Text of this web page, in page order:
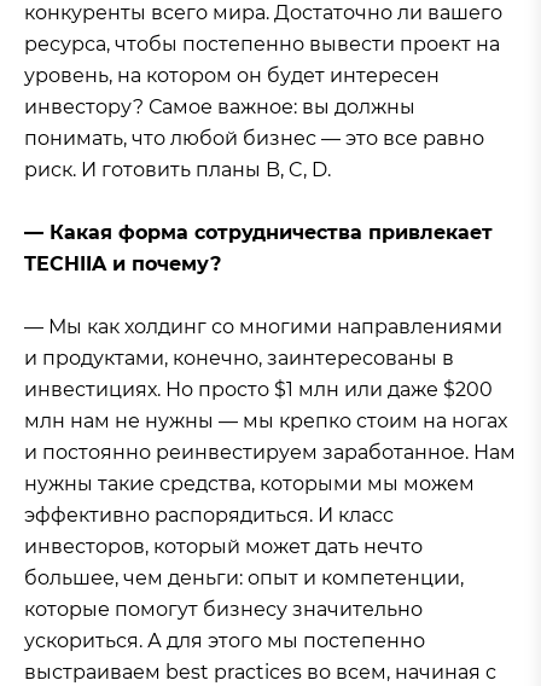
конкуренты всего мира. Достаточно ли вашего
ресурса, чтобы постепенно вывести проект на
уровень, на котором он будет интересен
инвестору? Самое важное: вы должны
понимать, что любой бизнес — это все равно
риск. И готовить планы B, C, D.
— Какая форма сотрудничества привлекает
TECHIIA и почему?
— Мы как холдинг со многими направлениями
и продуктами, конечно, заинтересованы в
инвестициях. Но просто $1 млн или даже $200
млн нам не нужны — мы крепко стоим на ногах
и постоянно реинвестируем заработанное. Нам
нужны такие средства, которыми мы можем
эффективно распорядиться. И класс
инвесторов, который может дать нечто
большее, чем деньги: опыт и компетенции,
которые помогут бизнесу значительно
ускориться. А для этого мы постепенно
выстраиваем best practices во всем, начиная с